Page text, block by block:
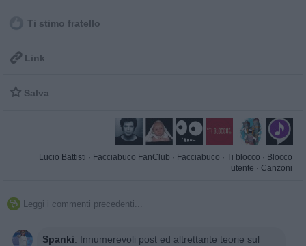
Ti stimo fratello
 Link
 Salva
Lucio Battisti · Facciabuco FanClub · Facciabuco · Ti blocco · Blocco
utente · Canzoni
 Leggi i commenti precedenti...
Spanki: Innumerevoli post ed altrettante teorie sul